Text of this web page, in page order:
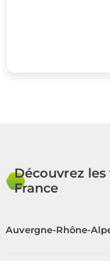
Découvrez
France
Auvergne-Rhône-